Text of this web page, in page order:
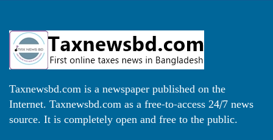
Taxnewsbd.com is a newspaper published on the
Internet. Taxnewsbd.com as a free-to-access 24/7 news
source. It is completely open and free to the public.